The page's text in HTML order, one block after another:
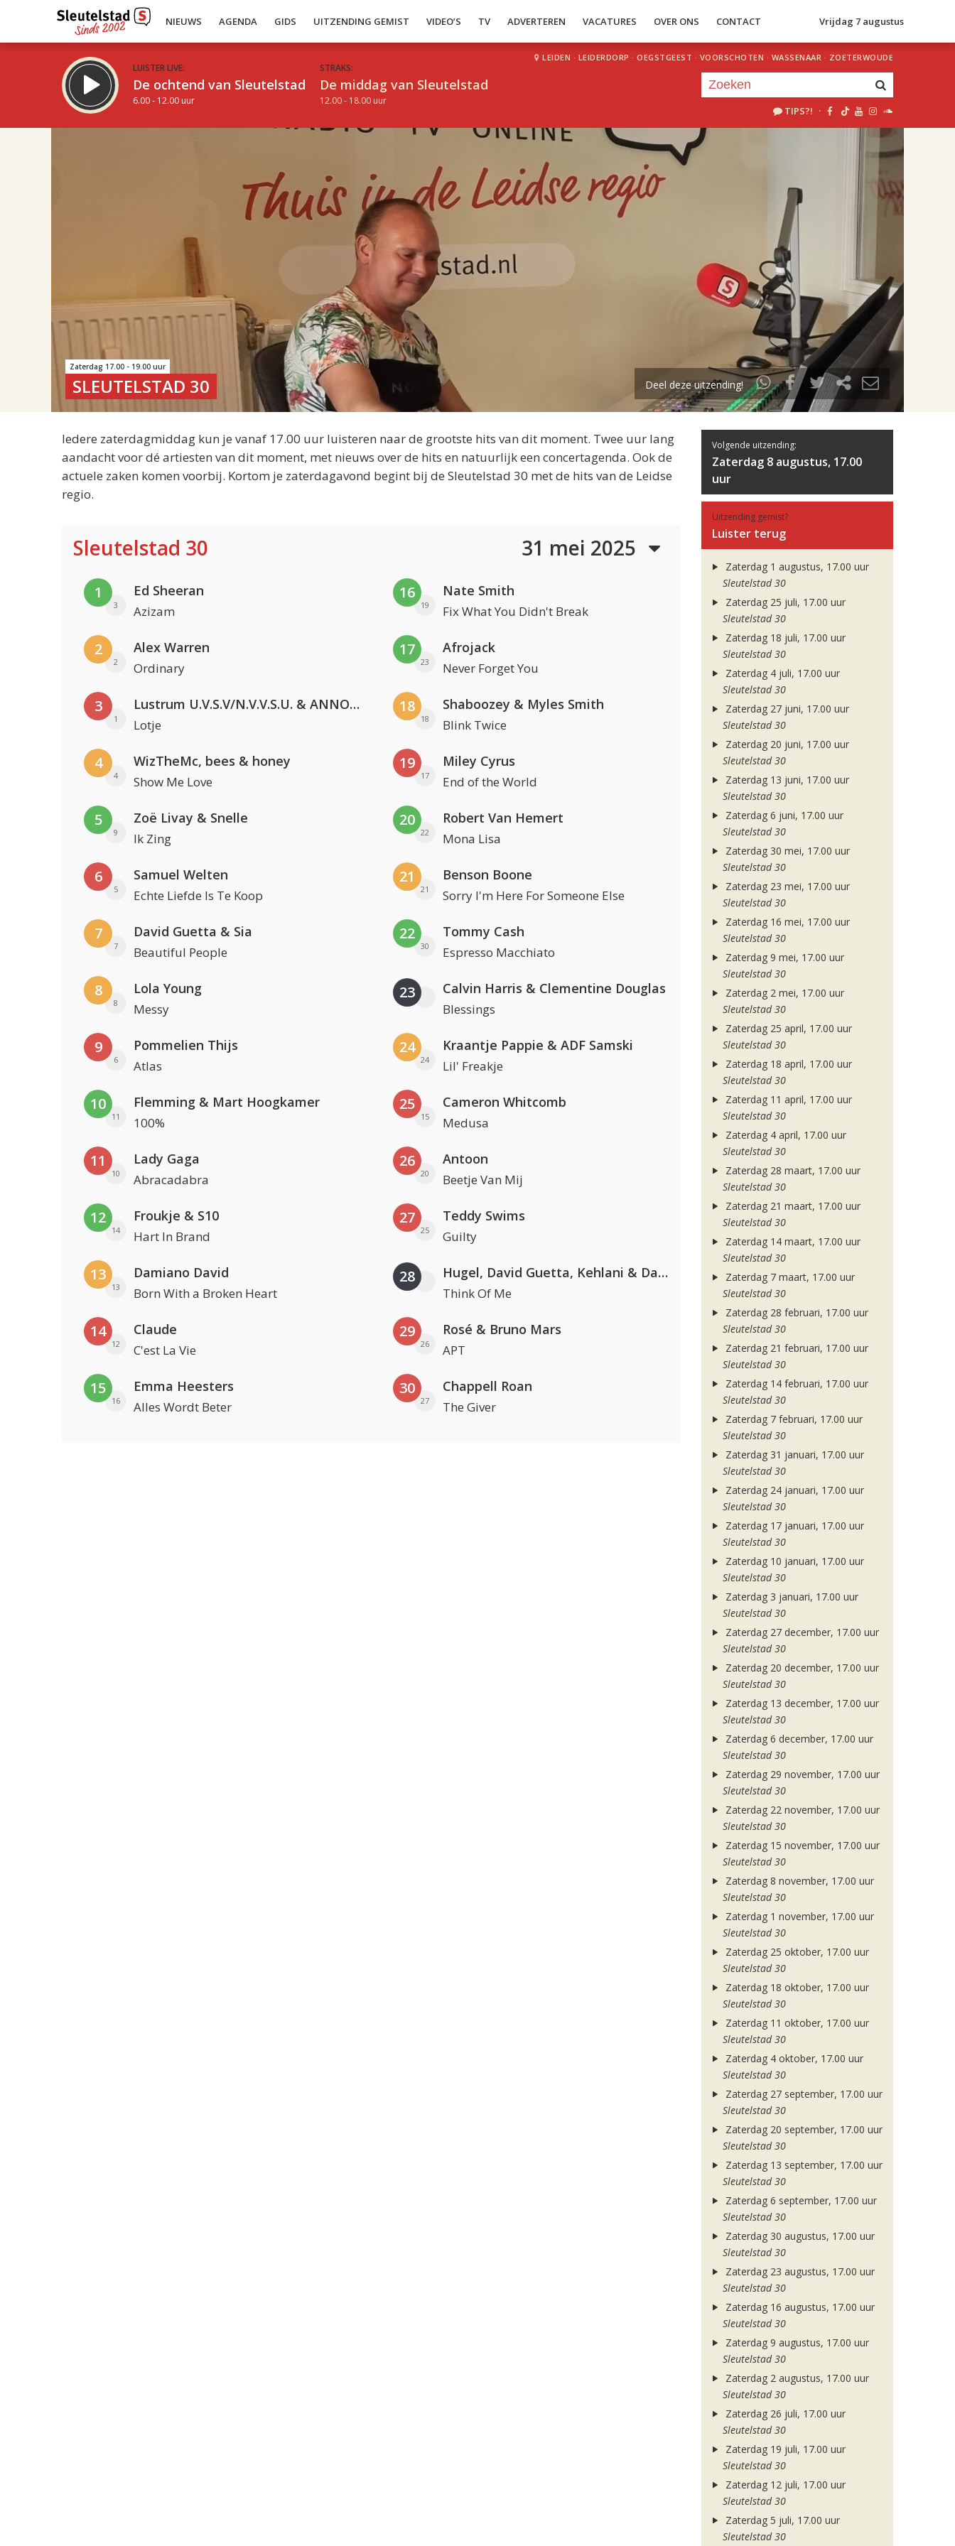
NIEUWS AGENDA GIDS UITZENDING GEMIST VIDEO’S TV ADVERTEREN VACATURES OVER ONS CONTACT Vrijdag 7 augustus
LUISTER LIVE:
De ochtend van Sleutelstad
6.00 - 12.00 uur
STRAKS:
De middag van Sleutelstad
12.00 - 18.00 uur
LEIDEN · LEIDERDORP · OEGSTGEEST · VOORSCHOTEN · WASSENAAR · ZOETERWOUDE
TIPS?! ·
uur 1 van 2
Volgend uur
Zaterdag 17.00 - 19.00 uur
SLEUTELSTAD 30 Deel deze uitzending!
Iedere zaterdagmiddag kun je vanaf 17.00 uur luisteren naar de grootste hits van dit moment. Twee uur lang
aandacht voor dé artiesten van dit moment, met nieuws over de hits en natuurlijk een concertagenda. Ook de
actuele zaken komen voorbij. Kortom je zaterdagavond begint bij de Sleutelstad 30 met de hits van de Leidse
regio.
Sleutelstad 30 31 mei 2025
1
3
Ed Sheeran
Azizam
2
2
Alex Warren
Ordinary
3
1
Lustrum U.V.S.V/N.V.V.S.U. & ANNO ONS & Jopke van Dobbenburgh & Roeland Beelen
Lotje
4
4
WizTheMc, bees & honey
Show Me Love
5
9
Zoë Livay & Snelle
Ik Zing
6
5
Samuel Welten
Echte Liefde Is Te Koop
7
7
David Guetta & Sia
Beautiful People
8
8
Lola Young
Messy
9
6
Pommelien Thijs
Atlas
10
11
Flemming & Mart Hoogkamer
100%
11
10
Lady Gaga
Abracadabra
12
14
Froukje & S10
Hart In Brand
13
13
Damiano David
Born With a Broken Heart
14
12
Claude
C'est La Vie
15
16
Emma Heesters
Alles Wordt Beter
16
19
Nate Smith
Fix What You Didn't Break
17
23
Afrojack
Never Forget You
18
18
Shaboozey & Myles Smith
Blink Twice
19
17
Miley Cyrus
End of the World
20
22
Robert Van Hemert
Mona Lisa
21
21
Benson Boone
Sorry I'm Here For Someone Else
22
30
Tommy Cash
Espresso Macchiato
23 Calvin Harris & Clementine Douglas
Blessings
24
24
Kraantje Pappie & ADF Samski
Lil' Freakje
25
15
Cameron Whitcomb
Medusa
26
20
Antoon
Beetje Van Mij
27
25
Teddy Swims
Guilty
28 Hugel, David Guetta, Kehlani & Daecolm
Think Of Me
29
26
Rosé & Bruno Mars
APT
30
27
Chappell Roan
The Giver
Volgende uitzending:
Zaterdag 8 augustus, 17.00
uur
Uitzending gemist?
Luister terug
Zaterdag 1 augustus, 17.00 uur
Sleutelstad 30
Zaterdag 25 juli, 17.00 uur
Sleutelstad 30
Zaterdag 18 juli, 17.00 uur
Sleutelstad 30
Zaterdag 4 juli, 17.00 uur
Sleutelstad 30
Zaterdag 27 juni, 17.00 uur
Sleutelstad 30
Zaterdag 20 juni, 17.00 uur
Sleutelstad 30
Zaterdag 13 juni, 17.00 uur
Sleutelstad 30
Zaterdag 6 juni, 17.00 uur
Sleutelstad 30
Zaterdag 30 mei, 17.00 uur
Sleutelstad 30
Zaterdag 23 mei, 17.00 uur
Sleutelstad 30
Zaterdag 16 mei, 17.00 uur
Sleutelstad 30
Zaterdag 9 mei, 17.00 uur
Sleutelstad 30
Zaterdag 2 mei, 17.00 uur
Sleutelstad 30
Zaterdag 25 april, 17.00 uur
Sleutelstad 30
Zaterdag 18 april, 17.00 uur
Sleutelstad 30
Zaterdag 11 april, 17.00 uur
Sleutelstad 30
Zaterdag 4 april, 17.00 uur
Sleutelstad 30
Zaterdag 28 maart, 17.00 uur
Sleutelstad 30
Zaterdag 21 maart, 17.00 uur
Sleutelstad 30
Zaterdag 14 maart, 17.00 uur
Sleutelstad 30
Zaterdag 7 maart, 17.00 uur
Sleutelstad 30
Zaterdag 28 februari, 17.00 uur
Sleutelstad 30
Zaterdag 21 februari, 17.00 uur
Sleutelstad 30
Zaterdag 14 februari, 17.00 uur
Sleutelstad 30
Zaterdag 7 februari, 17.00 uur
Sleutelstad 30
Zaterdag 31 januari, 17.00 uur
Sleutelstad 30
Zaterdag 24 januari, 17.00 uur
Sleutelstad 30
Zaterdag 17 januari, 17.00 uur
Sleutelstad 30
Zaterdag 10 januari, 17.00 uur
Sleutelstad 30
Zaterdag 3 januari, 17.00 uur
Sleutelstad 30
Zaterdag 27 december, 17.00 uur
Sleutelstad 30
Zaterdag 20 december, 17.00 uur
Sleutelstad 30
Zaterdag 13 december, 17.00 uur
Sleutelstad 30
Zaterdag 6 december, 17.00 uur
Sleutelstad 30
Zaterdag 29 november, 17.00 uur
Sleutelstad 30
Zaterdag 22 november, 17.00 uur
Sleutelstad 30
Zaterdag 15 november, 17.00 uur
Sleutelstad 30
Zaterdag 8 november, 17.00 uur
Sleutelstad 30
Zaterdag 1 november, 17.00 uur
Sleutelstad 30
Zaterdag 25 oktober, 17.00 uur
Sleutelstad 30
Zaterdag 18 oktober, 17.00 uur
Sleutelstad 30
Zaterdag 11 oktober, 17.00 uur
Sleutelstad 30
Zaterdag 4 oktober, 17.00 uur
Sleutelstad 30
Zaterdag 27 september, 17.00 uur
Sleutelstad 30
Zaterdag 20 september, 17.00 uur
Sleutelstad 30
Zaterdag 13 september, 17.00 uur
Sleutelstad 30
Zaterdag 6 september, 17.00 uur
Sleutelstad 30
Zaterdag 30 augustus, 17.00 uur
Sleutelstad 30
Zaterdag 23 augustus, 17.00 uur
Sleutelstad 30
Zaterdag 16 augustus, 17.00 uur
Sleutelstad 30
Zaterdag 9 augustus, 17.00 uur
Sleutelstad 30
Zaterdag 2 augustus, 17.00 uur
Sleutelstad 30
Zaterdag 26 juli, 17.00 uur
Sleutelstad 30
Zaterdag 19 juli, 17.00 uur
Sleutelstad 30
Zaterdag 12 juli, 17.00 uur
Sleutelstad 30
Zaterdag 5 juli, 17.00 uur
Sleutelstad 30